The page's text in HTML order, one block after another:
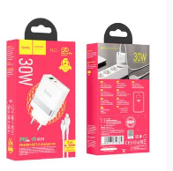
prix :
د.ج2,900.00
د.ج3,100.00
produit
a
plusieurs
variations.
Les
options